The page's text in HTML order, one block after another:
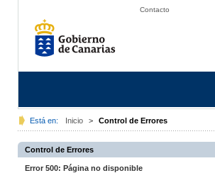
Contacto
Está en: Inicio > Control de Errores
Control de Errores
Error 500: Página no disponible